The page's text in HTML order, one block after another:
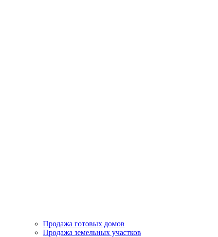
Продажа готовых домов
Продажа земельных участков